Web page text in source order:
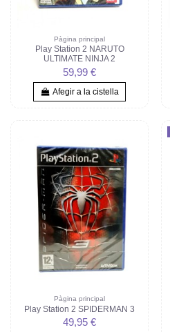
Pàgina principal
Play Station 2 NARUTO
ULTIMATE NINJA 2
59,99 €
Afegir a la cistella
Pàgina principal
Play Station 2 SPIDERMAN 3
49,95 €